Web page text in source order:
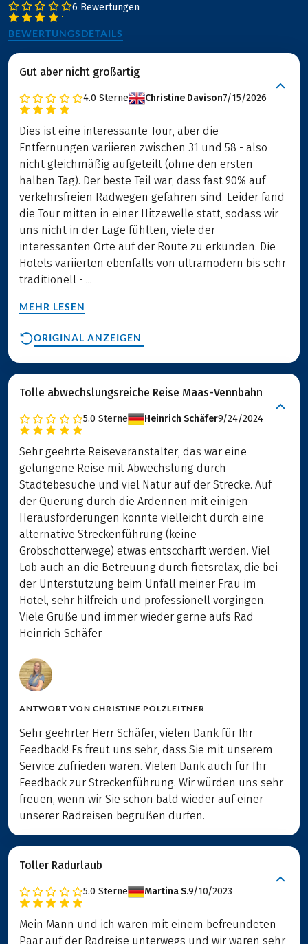
6 Bewertungen
BEWERTUNGSDETAILS
Gut aber nicht großartig
4.0 Sterne Christine Davison7/15/2026
Dies ist eine interessante Tour, aber die
Entfernungen variieren zwischen 31 und 58 - also
nicht gleichmäßig aufgeteilt (ohne den ersten
halben Tag). Der beste Teil war, dass fast 90% auf
verkehrsfreien Radwegen gefahren sind. Leider fand
die Tour mitten in einer Hitzewelle statt, sodass wir
uns nicht in der Lage fühlten, viele der
interessanten Orte auf der Route zu erkunden. Die
Hotels variierten ebenfalls von ultramodern bis sehr
traditionell - ...
MEHR LESEN
ORIGINAL ANZEIGEN
Tolle abwechslungsreiche Reise Maas-Vennbahn
5.0 Sterne Heinrich Schäfer9/24/2024
Sehr geehrte Reiseveranstalter, das war eine
gelungene Reise mit Abwechslung durch
Städtebesuche und viel Natur auf der Strecke. Auf
der Querung durch die Ardennen mit einigen
Herausforderungen könnte vielleicht durch eine
alternative Streckenführung (keine
Grobschotterwege) etwas entscchärft werden. Viel
Lob auch an die Betreuung durch fietsrelax, die bei
der Unterstützung beim Unfall meiner Frau im
Hotel, sehr hilfreich und professionell vorgingen.
Viele Grüße und immer wieder gerne aufs Rad
Heinrich Schäfer
ANTWORT VON CHRISTINE PÖLZLEITNER
Sehr geehrter Herr Schäfer, vielen Dank für Ihr
Feedback! Es freut uns sehr, dass Sie mit unserem
Service zufrieden waren. Vielen Dank auch für Ihr
Feedback zur Streckenführung. Wir würden uns sehr
freuen, wenn wir Sie schon bald wieder auf einer
unserer Radreisen begrüßen dürfen.
Toller Radurlaub
5.0 Sterne Martina S.9/10/2023
Mein Mann und ich waren mit einem befreundeten
Paar auf der Radreise unterwegs und wir waren sehr